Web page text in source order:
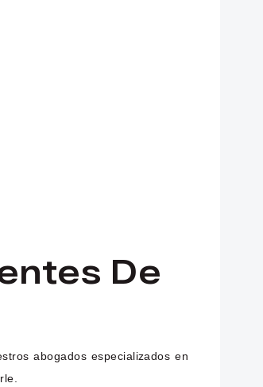
De
abogados especializados en